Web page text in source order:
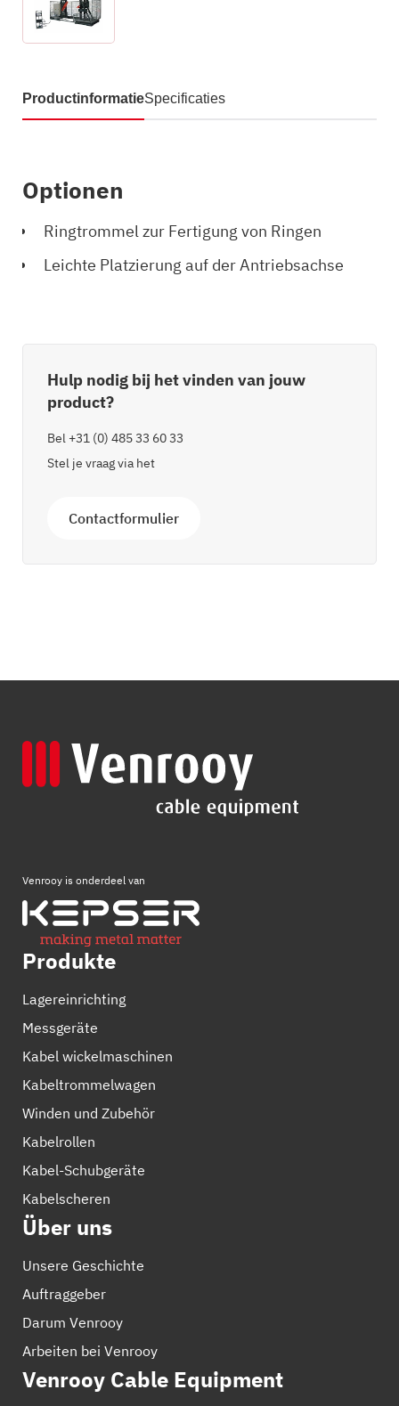
ProductinformatieSpecificaties
Optionen
Ringtrommel zur Fertigung von Ringen
Leichte Platzierung auf der Antriebsachse
Hulp nodig bij het vinden van jouw
product?
Bel +31 (0) 485 33 60 33
Stel je vraag via het
Contactformulier
Venrooy is onderdeel van
Produkte
Lagereinrichting
Messgeräte
Kabel wickelmaschinen
Kabeltrommelwagen
Winden und Zubehör
Kabelrollen
Kabel-Schubgeräte
Kabelscheren
Über uns
Unsere Geschichte
Auftraggeber
Darum Venrooy
Arbeiten bei Venrooy
Venrooy Cable Equipment